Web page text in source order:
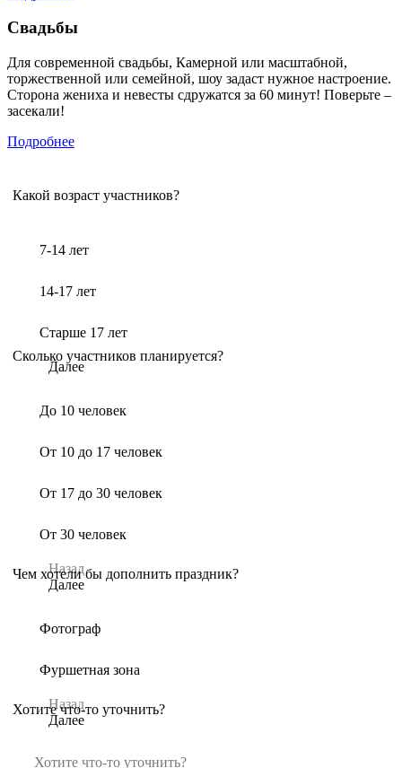
Свадьбы
Для современной свадьбы, Камерной или масштабной,
торжественной или семейной, шоу задаст нужное настроение.
Сторона жениха и невесты сдружатся за 60 минут! Поверьте –
засекали!
Подробнее
Какой возраст участников?
7-14 лет
14-17 лет
Старше 17 лет
Далее
Сколько участников планируется?
До 10 человек
От 10 до 17 человек
От 17 до 30 человек
От 30 человек
Назад
Далее
Чем хотели бы дополнить праздник?
Фотограф
Фуршетная зона
Назад
Далее
Хотите что-то уточнить?